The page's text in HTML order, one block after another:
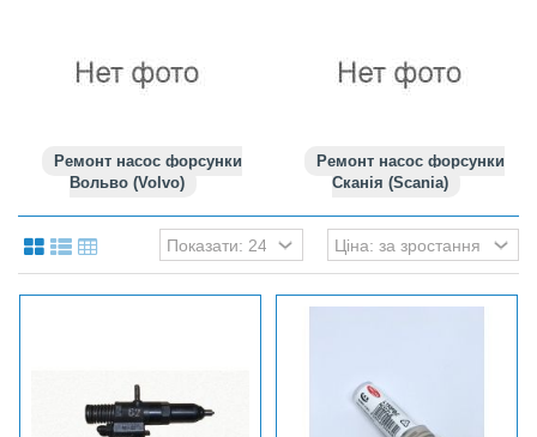
Ремонт насос форсунки
Вольво (Volvo)
Ремонт насос форсунки
Сканія (Scania)